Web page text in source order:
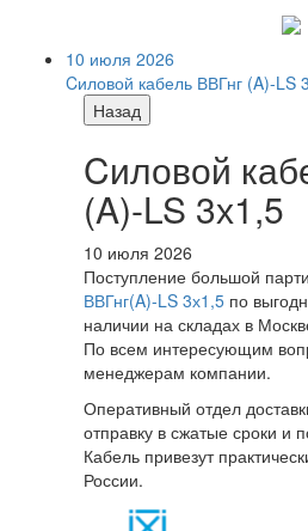
10 июля 2026
Cиловой кабель ВВГнг (A)-LS
Назад
Cиловой
(A)-LS 3х1,5
10 июля 2026
Поступление большой
ВВГнг(A)-LS 3х1,5 по
наличии на складах в
По всем интересующим
менеджерам компании.
Оперативный отдел
отправку в сжатые сроки и
Кабель привезут
России.